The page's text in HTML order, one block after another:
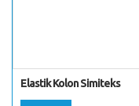
Elastik Kolon Simiteks